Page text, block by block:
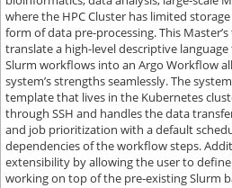
where the HPC Cluster has limited
form of data pre-processing. This
translate a high-level descriptive
Slurm workflows into an Argo Workflow
system’s strengths seamlessly. The
template that lives in the Kubernetes
through SSH and handles the data
and job prioritization with a default
dependencies of the workflow steps.
extensibility by allowing the user to
working on top of the pre-existing Slurm